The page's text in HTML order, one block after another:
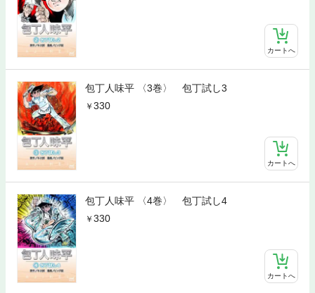
カートへ
包丁人味平 〈3巻〉 包丁試し3
330
カートへ
包丁人味平 〈4巻〉 包丁試し4
330
カートへ